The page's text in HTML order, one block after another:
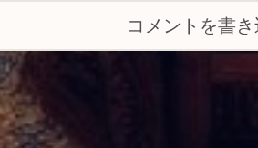
コメントを書